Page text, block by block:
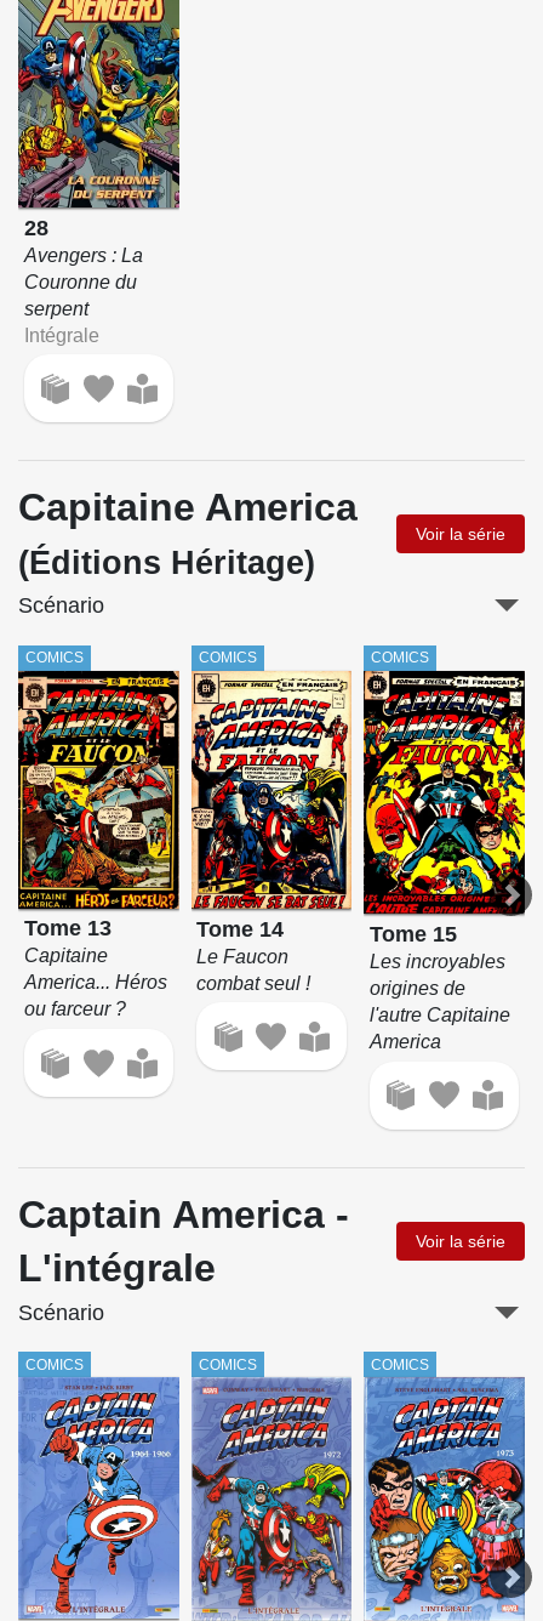
28
Avengers : La
Couronne du
serpent
Intégrale
Capitaine America
(Éditions Héritage)
Voir la série
Scénario
COMICS
Tome 13
Capitaine
America... Héros
ou farceur ?
COMICS
Tome 14
Le Faucon
combat seul !
COMICS
Tome 15
Les incroyables
origines de
l'autre Capitaine
America
Captain America -
L'intégrale
Voir la série
Scénario
COMICS COMICS COMICS